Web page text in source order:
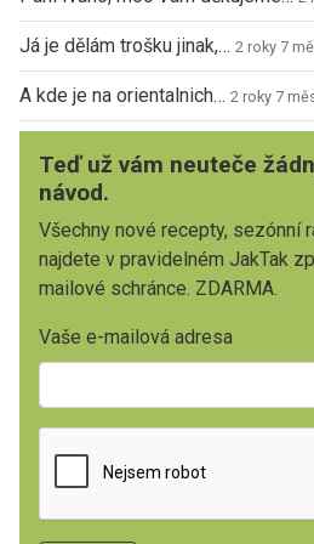
Já je dělám trošku jinak,… 2 roky 7
A kde je na orientalnich… 2 roky 7
Teď už vám neuteče
návod.
Všechny nové recepty, sezónní
najdete v pravidelném JakTak
mailové schránce. ZDARMA.
Vaše e-mailová adresa